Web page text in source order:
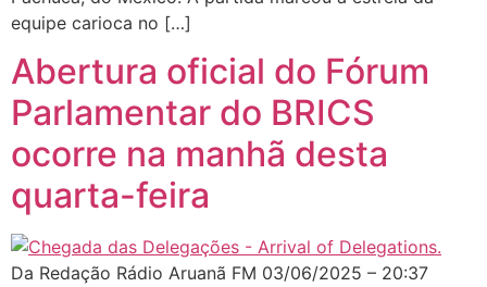
equipe carioca no […]
Abertura oficial do Fórum
Parlamentar do BRICS
ocorre na manhã desta
quarta-feira
Da Redação Rádio Aruanã FM 03/06/2025 – 20:37